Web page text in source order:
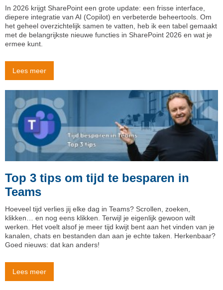
In 2026 krijgt SharePoint een grote update: een frisse interface,
diepere integratie van AI (Copilot) en verbeterde beheertools. Om
het geheel overzichtelijk samen te vatten, heb ik een tabel gemaakt
met de belangrijkste nieuwe functies in SharePoint 2026 en wat je
ermee kunt.
Lees meer
Top 3 tips om tijd te besparen in
Teams
Hoeveel tijd verlies jij elke dag in Teams? Scrollen, zoeken,
klikken… en nog eens klikken. Terwijl je eigenlijk gewoon wilt
werken. Het voelt alsof je meer tijd kwijt bent aan het vinden van je
kanalen, chats en bestanden dan aan je echte taken. Herkenbaar?
Goed nieuws: dat kan anders!
Lees meer